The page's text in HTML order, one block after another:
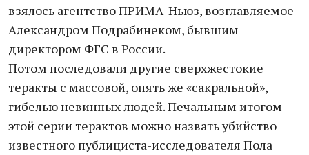
взялось агентство ПРИМА-Ньюз, возглавляемое
Александром Подрабинеком, бывшим
директором ФГС в России.
Потом последовали другие сверхжестокие
теракты с массовой, опять же «сакральной»,
гибелью невинных людей. Печальным итогом
этой серии терактов можно назвать убийство
известного публициста-исследователя Пола